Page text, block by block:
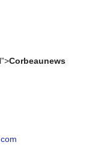
Corbeaunews